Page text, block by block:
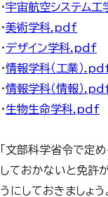
・宇宙航空システム
・美術学科.pdf
・デザイン学科.pdf
・情報学科（工業）
・情報学科（情報）
・生物生命学科.pdf
「文部科学省令で定
しておかないと免許
うにしておきましょう